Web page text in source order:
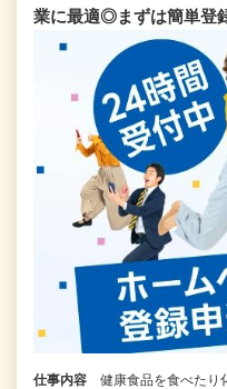
業に最適◎まずは簡単登
仕事内容
健康食品を食べたり